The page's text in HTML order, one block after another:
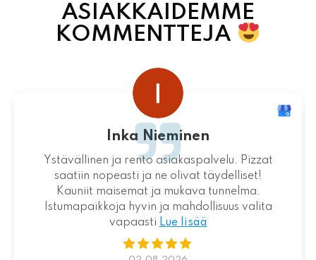
ASIAKKAIDEMME
KOMMENTTEJA
Inka Nieminen
Ystävällinen ja rento asiakaspalvelu. Pizzat
saatiin nopeasti ja ne olivat täydelliset!
Kauniit maisemat ja mukava tunnelma.
Istumapaikkoja hyvin ja mahdollisuus valita
vapaasti Lue lisää